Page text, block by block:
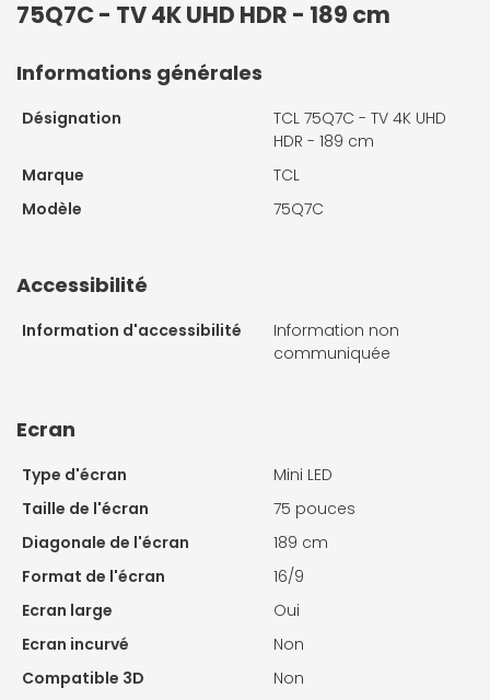
75Q7C - TV 4K UHD HDR - 189 cm
Informations générales
Désignation
TCL 75Q7C - TV 4K UHD
HDR - 189 cm
Marque
TCL
Modèle
75Q7C
Accessibilité
Information d'accessibilité
Information non
communiquée
Ecran
Type d'écran
Mini LED
Taille de l'écran
75 pouces
Diagonale de l'écran
189 cm
Format de l'écran
16/9
Ecran large
Oui
Ecran incurvé
Non
Compatible 3D
Non